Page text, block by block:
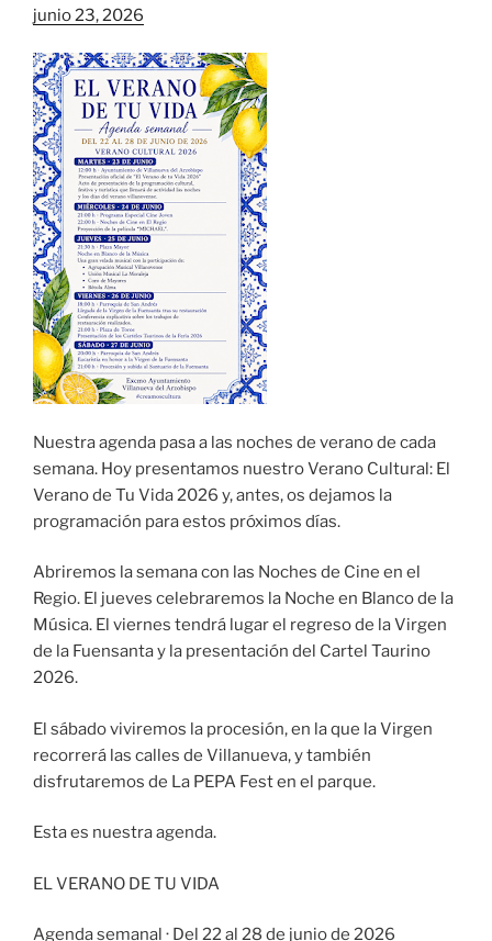
junio 23, 2026
Nuestra agenda pasa a las noches de verano de cada
semana. Hoy presentamos nuestro Verano Cultural: El
Verano de Tu Vida 2026 y, antes, os dejamos la
programación para estos próximos días.
Abriremos la semana con las Noches de Cine en el
Regio. El jueves celebraremos la Noche en Blanco de la
Música. El viernes tendrá lugar el regreso de la Virgen
de la Fuensanta y la presentación del Cartel Taurino
2026.
El sábado viviremos la procesión, en la que la Virgen
recorrerá las calles de Villanueva, y también
disfrutaremos de La PEPA Fest en el parque.
Esta es nuestra agenda.
EL VERANO DE TU VIDA
Agenda semanal · Del 22 al 28 de junio de 2026